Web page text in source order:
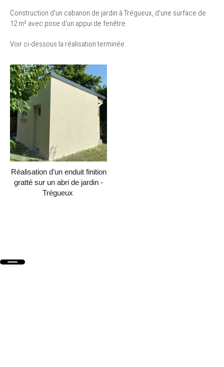
Construction d'un cabanon de jardin à Trégueux, d'une surface de
12 m² avec pose d'un appui de fenêtre.
Voir ci-dessous la réalisation terminée.
Réalisation d’un enduit finition
gratté sur un abri de jardin -
Trégueux